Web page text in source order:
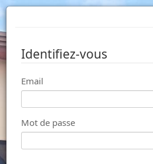
Identifiez-vous
Email
Mot de passe